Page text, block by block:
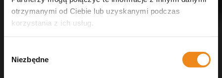
otrzymanymi od Ciebie lub uzyskanymi podczas
korzystania z ich usług.
zgody
Niezbędne